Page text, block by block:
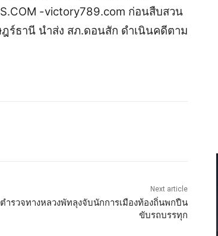
-victory789.com ก่อนสืบสวน
ร์ธานี นำส่ง สภ.ดอนสัก ดำเนินคดีตาม
Next article
ตำรวจทางหลวงพัทลุงจับนักการเมืองท้องถิ่นพกปืน
ขับรถบรรทุก